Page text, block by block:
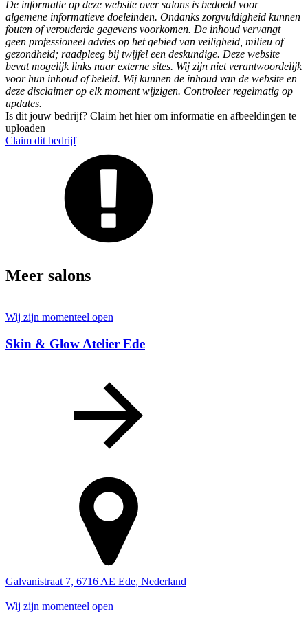
De informatie op deze website over salons is bedoeld voor
algemene informatieve doeleinden. Ondanks zorgvuldigheid kunnen
fouten of verouderde gegevens voorkomen. De inhoud vervangt
geen professioneel advies op het gebied van veiligheid, milieu of
gezondheid; raadpleeg bij twijfel een deskundige. Deze website
bevat mogelijk links naar externe sites. Wij zijn niet verantwoordelijk
voor hun inhoud of beleid. Wij kunnen de inhoud van de website en
deze disclaimer op elk moment wijzigen. Controleer regelmatig op
updates.
Is dit jouw bedrijf? Claim het hier om informatie en afbeeldingen te
uploaden
Claim dit bedrijf
Meer salons
Wij zijn momenteel open
Skin & Glow Atelier Ede
Galvanistraat 7, 6716 AE Ede, Nederland
Wij zijn momenteel open